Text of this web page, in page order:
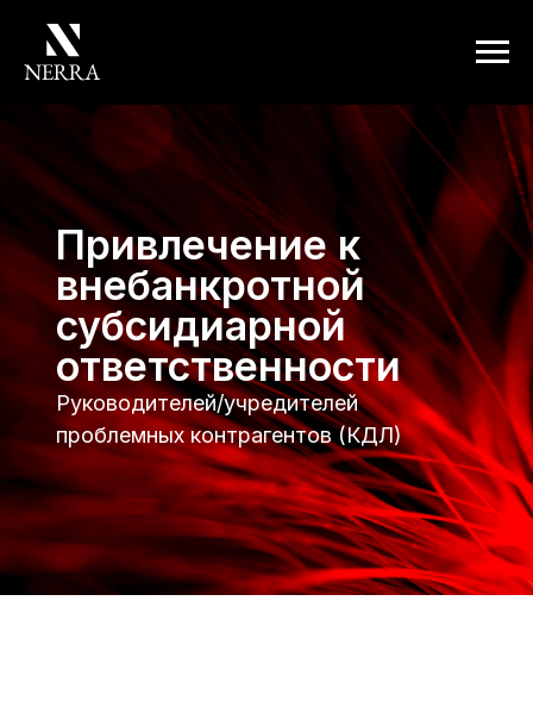
Привлечение к
внебанкротной
субсидиарной
ответственности
Руководителей/учредителей
проблемных контрагентов (КДЛ)